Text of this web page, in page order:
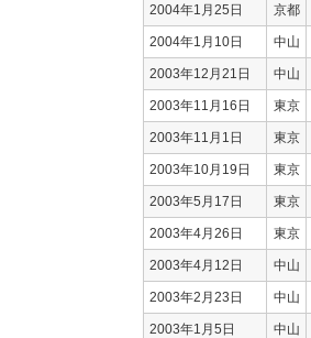
2004年1月25日 京都
2004年1月10日 中山
2003年12月21日 中山
2003年11月16日 東京
2003年11月1日 東京
2003年10月19日 東京
2003年5月17日 東京
2003年4月26日 東京
2003年4月12日 中山
2003年2月23日 中山
2003年1月5日 中山